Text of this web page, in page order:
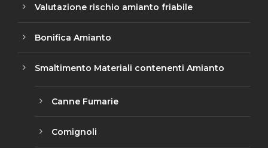
Valutazione rischio amianto friabile
Bonifica Amianto
Smaltimento Materiali contenenti Amianto
Canne Fumarie
Comignoli